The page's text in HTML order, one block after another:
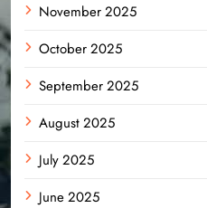
November 2025
October 2025
September 2025
August 2025
July 2025
June 2025